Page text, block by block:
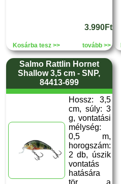
3.990Ft
Kosárba tesz >> tovább >>
Salmo Rattlin Hornet
Shallow 3,5 cm - SNP,
84413-699
Hossz: 3,5
cm, súly: 3
g, vontatási
mélység:
0,5 m,
horogszám:
2 db, úszik
vontatás
hatására
tör a